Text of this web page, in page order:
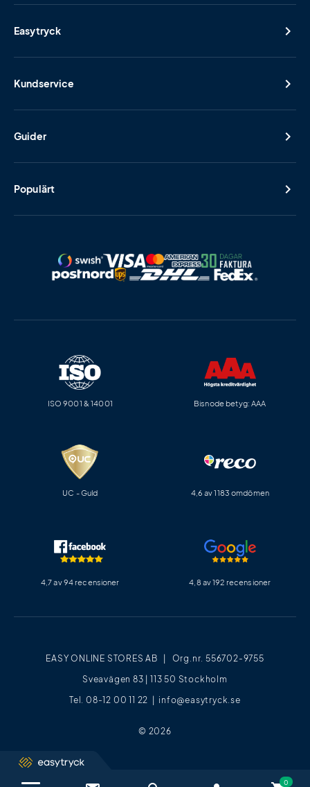
Easytryck
Kundservice
Guider
Populärt
EASY ONLINE STORES AB | Org.nr. 556702-9755
Sveavägen 83 | 113 50 Stockholm
Tel. 08-12 00 11 22 | info@easytryck.se
© 2026
ISO 9001 & 14001 Bisnode betyg: AAA
UC - Guld 4,6 av 1183 omdömen
4,7 av 94 recensioner 4,8 av 192 recensioner